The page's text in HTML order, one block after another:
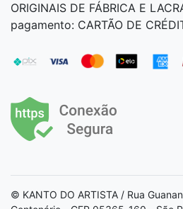
ORIGINAIS DE FÁBRICA E
pagamento: CARTÃO DE
© KANTO DO ARTISTA / Rua